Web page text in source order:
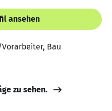
ansehen
Bau
zu sehen.